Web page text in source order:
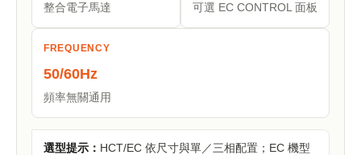
整合電子馬達 可選 EC CONTROL 面板
FREQUENCY
50/60Hz
頻率無關通用
選型提示： HCT/EC 依尺寸與單／三相配置；EC 機型